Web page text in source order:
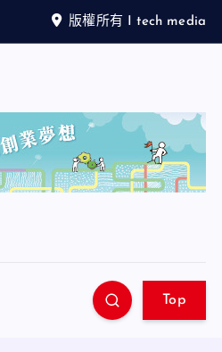
版權所有 I tech media
Top